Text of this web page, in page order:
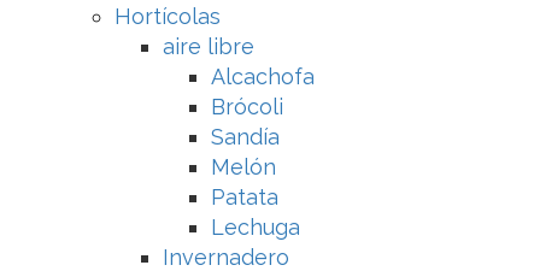
Hortícolas
aire libre
Alcachofa
Brócoli
Sandía
Melón
Patata
Lechuga
Invernadero